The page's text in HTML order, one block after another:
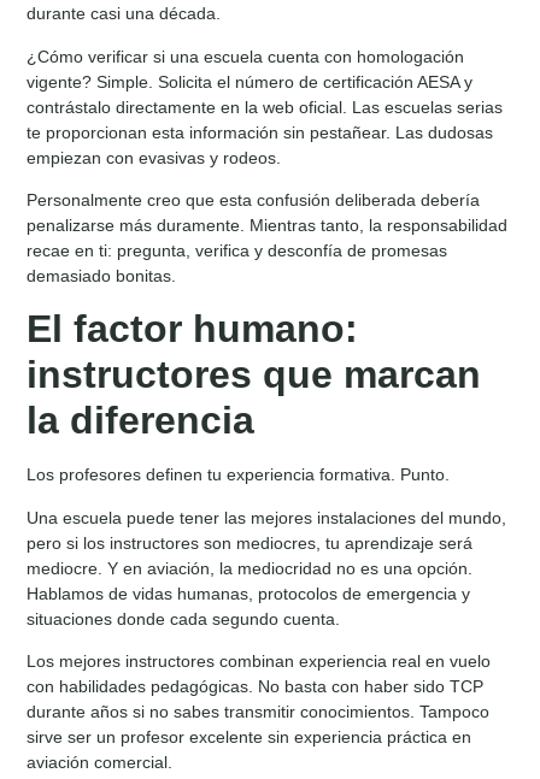
durante casi una década.
¿Cómo verificar si una escuela cuenta con homologación
vigente? Simple. Solicita el número de certificación AESA y
contrástalo directamente en la web oficial. Las escuelas serias
te proporcionan esta información sin pestañear. Las dudosas
empiezan con evasivas y rodeos.
Personalmente creo que esta confusión deliberada debería
penalizarse más duramente. Mientras tanto, la responsabilidad
recae en ti: pregunta, verifica y desconfía de promesas
demasiado bonitas.
El factor humano:
instructores que marcan
la diferencia
Los profesores definen tu experiencia formativa. Punto.
Una escuela puede tener las mejores instalaciones del mundo,
pero si los instructores son mediocres, tu aprendizaje será
mediocre. Y en aviación, la mediocridad no es una opción.
Hablamos de vidas humanas, protocolos de emergencia y
situaciones donde cada segundo cuenta.
Los mejores instructores combinan experiencia real en vuelo
con habilidades pedagógicas. No basta con haber sido TCP
durante años si no sabes transmitir conocimientos. Tampoco
sirve ser un profesor excelente sin experiencia práctica en
aviación comercial.